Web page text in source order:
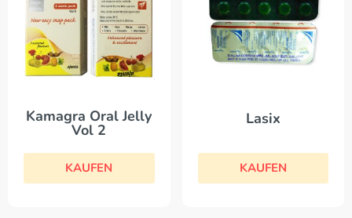
Kamagra Oral Jelly
Vol 2
KAUFEN
Lasix
KAUFEN